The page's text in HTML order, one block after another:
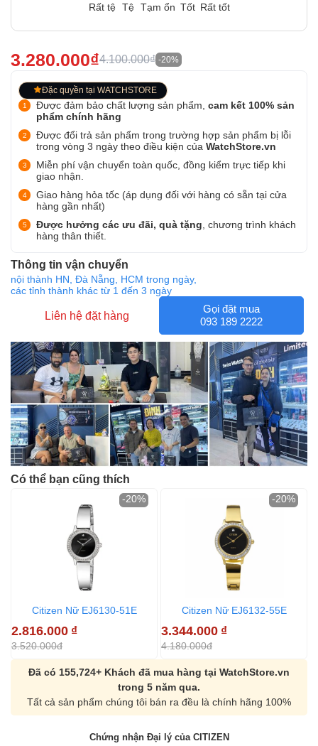
Rất tệ Tệ Tạm ổn Tốt Rất tốt
3.280.000₫4.100.000₫ -20%
Đặc quyền tại WATCHSTORE
Được đảm bảo chất lượng sản phẩm, cam kết 100% sản
phẩm chính hãng
Được đổi trả sản phẩm trong trường hợp sản phẩm bị lỗi
trong vòng 3 ngày theo điều kiện của WatchStore.vn
Miễn phí vận chuyển toàn quốc, đồng kiểm trực tiếp khi
giao nhận.
Giao hàng hỏa tốc (áp dụng đối với hàng có sẵn tại cửa
hàng gần nhất)
Được hưởng các ưu đãi, quà tặng , chương trình khách
hàng thân thiết.
Thông tin vận chuyển
nội thành HN, Đà Nẵng, HCM trong ngày,
các tỉnh thành khác từ 1 đến 3 ngày
Liên hệ đặt hàng
Gọi đặt mua
093 189 2222
Có thể bạn cũng thích
Citizen Nữ EJ6130-51E
2.816.000 ₫
3.520.000đ
-20%
Citizen Nữ EJ6132-55E
3.344.000 ₫
4.180.000đ
-20%
Đã có 155,724+ Khách đã mua hàng tại WatchStore.vn
trong 5 năm qua.
Tất cả sản phẩm chúng tôi bán ra đều là chính hãng 100%
Chứng nhận Đại lý của CITIZEN